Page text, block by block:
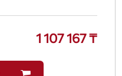
1 107 167 ₸